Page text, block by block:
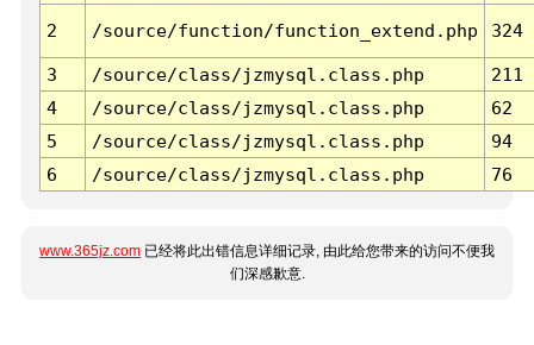
2 /source/function/function_extend.php 324
3 /source/class/jzmysql.class.php
211
4
/source/class/jzmysql.class.php
62
5
/source/class/jzmysql.class.php
94
6
/source/class/jzmysql.class.php 76
www.365jz.com 已经将此出错信息详细记录, 由此给您带来的访问不便我
们深感歉意.